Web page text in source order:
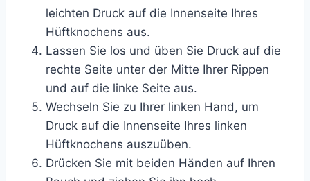
leichten Druck auf die Innenseite Ihres
Hüftknochens aus.
Lassen Sie los und üben Sie Druck auf die
rechte Seite unter der Mitte Ihrer Rippen
und auf die linke Seite aus.
Wechseln Sie zu Ihrer linken Hand, um
Druck auf die Innenseite Ihres linken
Hüftknochens auszuüben.
Drücken Sie mit beiden Händen auf Ihren